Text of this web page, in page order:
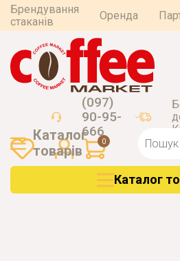
Брендування
стаканів
Оренда
(097)
90-95-
666
0
Каталог
товарiв
Каталог